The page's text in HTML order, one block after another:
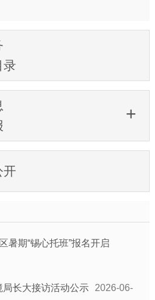
录
开
暑期“锡心托班”报名开启
长大接访活动公示
2026-06-